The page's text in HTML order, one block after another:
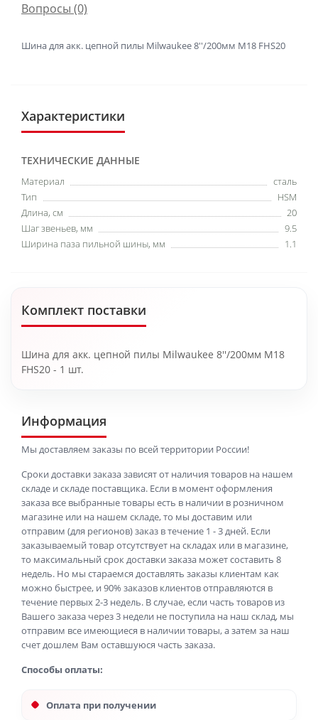
Вопросы (0)
Шина для акк. цепной пилы Milwaukee 8''/200мм M18 FHS20
Характеристики
ТЕХНИЧЕСКИЕ ДАННЫЕ
Материал
сталь
Тип
HSM
Длина, см
20
Шаг звеньев, мм
9.5
Ширина паза пильной шины, мм
1.1
Комплект поставки
Шина для акк. цепной пилы Milwaukee 8''/200мм M18
FHS20 - 1 шт.
Информация
Мы доставляем заказы по всей территории России!
Сроки доставки заказа зависят от наличия товаров на нашем
складе и складе поставщика. Если в момент оформления
заказа все выбранные товары есть в наличии в розничном
магазине или на нашем складе, то мы доставим или
отправим (для регионов) заказ в течение 1 - 3 дней. Если
заказываемый товар отсутствует на складах или в магазине,
то максимальный срок доставки заказа может составить 8
недель. Но мы стараемся доставлять заказы клиентам как
можно быстрее, и 90% заказов клиентов отправляются в
течение первых 2-3 недель. В случае, если часть товаров из
Вашего заказа через 3 недели не поступила на наш склад, мы
отправим все имеющиеся в наличии товары, а затем за наш
счет дошлем Вам оставшуюся часть заказа.
Способы оплаты:
Оплата при получении